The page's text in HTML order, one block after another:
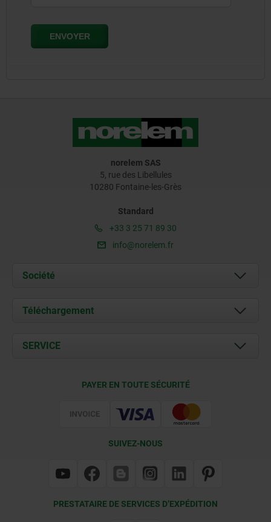
norelem SAS
5, rue des Libellules
10280 Fontaine-les-Grès
Standard
+33 3 25 71 89 30
info@norelem.fr
Société
À propos de nous
Contact
Téléchargement
Documents
SERVICE
PAYER EN TOUTE SÉCURITÉ
SUIVEZ-NOUS
PRESTATAIRE DE SERVICES D’EXPÉDITION